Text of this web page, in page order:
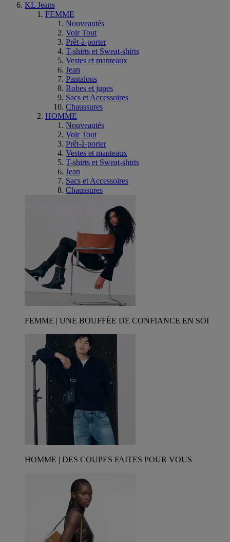
KL Jeans
FEMME
Nouveautés
Voir Tout
Prêt-à-porter
T-shirts et Sweat-shirts
Vestes et manteaux
Jean
Pantalons
Robes et jupes
Sacs et Accessoires
Chaussures
HOMME
Nouveautés
Voir Tout
Prêt-à-porter
Vestes et manteaux
T-shirts et Sweat-shirts
Jean
Sacs et Accessoires
Chaussures
FEMME | UNE BOUFFÉE DE CONFIANCE EN SOI
HOMME | DES COUPES FAITES POUR VOUS